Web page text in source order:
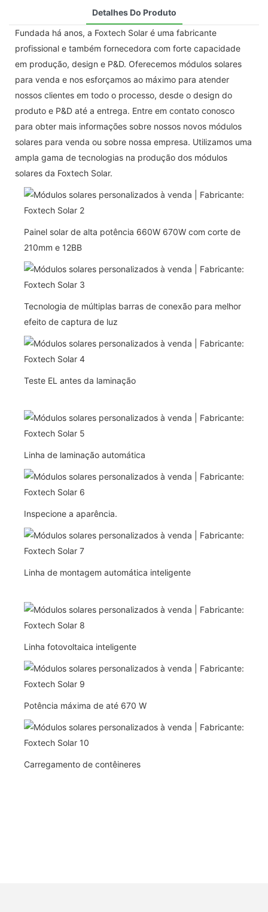
Detalhes Do Produto
Fundada há anos, a Foxtech Solar é uma fabricante
profissional e também fornecedora com forte capacidade
em produção, design e P&D. Oferecemos módulos solares
para venda e nos esforçamos ao máximo para atender
nossos clientes em todo o processo, desde o design do
produto e P&D até a entrega. Entre em contato conosco
para obter mais informações sobre nossos novos módulos
solares para venda ou sobre nossa empresa. Utilizamos uma
ampla gama de tecnologias na produção dos módulos
solares da Foxtech Solar.
Painel solar de alta potência 660W 670W com corte de
210mm e 12BB
Tecnologia de múltiplas barras de conexão para melhor
efeito de captura de luz
Teste EL antes da laminação
Linha de laminação automática
Inspecione a aparência.
Linha de montagem automática inteligente
Linha fotovoltaica inteligente
Potência máxima de até 670 W
Carregamento de contêineres